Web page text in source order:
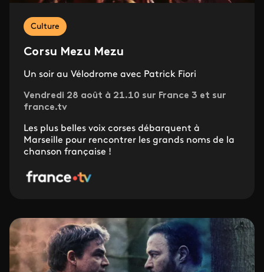
Culture
Corsu Mezu Mezu
Un soir au Vélodrome avec Patrick Fiori
Vendredi 28 août à 21.10 sur France 3 et sur
france.tv
Les plus belles voix corses débarquent à
Marseille pour rencontrer les grands noms de la
chanson française !